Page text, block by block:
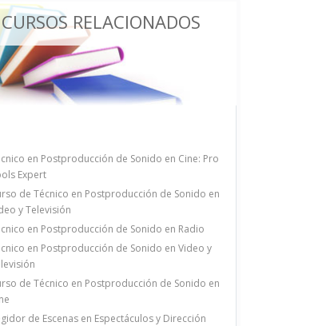
CURSOS RELACIONADOS
en Postproducción de Sonido en Cine: Pro
Expert
de Técnico en Postproducción de Sonido en
y Televisión
en Postproducción de Sonido en Radio
en Postproducción de Sonido en Video y
de Técnico en Postproducción de Sonido en
de Escenas en Espectáculos y Dirección